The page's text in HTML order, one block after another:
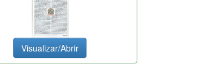
Visualizar/Abrir